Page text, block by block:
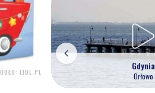
LIDL.PL
Gdynia
Orłowo